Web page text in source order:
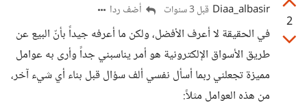
2
Diaa_albasir قبل 3 سنوات أضف ردا
في الحقيقة لا أعرف الأفضل، ولكن ما أعرفه جيداً بأنّ البيع عن
طريق الأسواق الإلكترونية هو أمر يناسبني جداً وأرى به عوامل
مميزة تجعلني ربما أسأل نفسي ألف سؤال قبل بناء أي شيء آخر،
من هذه العوامل مثلاً: